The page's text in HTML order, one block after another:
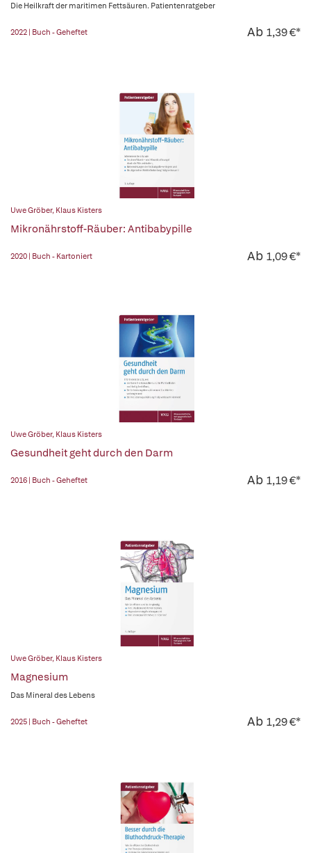
Die Heilkraft der maritimen Fettsäuren. Patientenratgeber
2022 | Buch - Geheftet Ab 1,39 €*
Uwe Gröber, Klaus Kisters
Mikronährstoff-Räuber: Antibabypille
2020 | Buch - Kartoniert Ab 1,09 €*
Uwe Gröber, Klaus Kisters
Gesundheit geht durch den Darm
2016 | Buch - Geheftet Ab 1,19 €*
Uwe Gröber, Klaus Kisters
Magnesium
Das Mineral des Lebens
2025 | Buch - Geheftet Ab 1,29 €*